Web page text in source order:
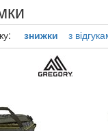
знижки з